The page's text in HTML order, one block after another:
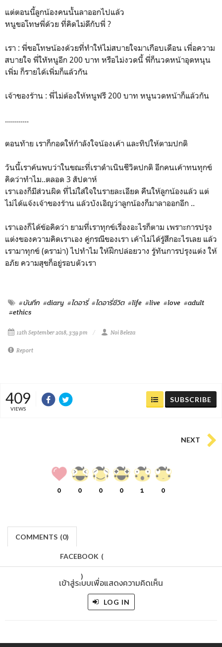
แต่ตอนนี้ลูกน้องคนนั้นลาออกไปแล้ว
หนูขอโทษพี่ด้วย ที่คิดไม่ดีกับพี่ ?
เรา : พี่ขอโทษน้องด้วยที่ทำให้ไม่สบายใจมาเกือบเดือน เพื่อความ
สบายใจ พี่ใหัหนูอีก 200 บาท หรือไม่งวดนี้ พี่ก็นวดหน้าอุดหนุน
เพิ่ม ก็รายได้เพิ่มก็แล้วกัน
เจ้าของร้าน : พี่ไม่ต้องให้หนูฟรี 200 บาท หนูนวดหน้าก็แล้วกัน
............
ตอนทัาย เราก็กอดให้กำลังใจน้องเค้า และทิปให้ตามปกติ
วันนี้เราค้นพบว่าในขณะที่เราดำเนินชีวิตปกติ อีกคนเค้าทนทุกข์
คิดว่าทำไม..ตลอด 3 สัปดาห์
เราเองก็มีส่วนผิด ที่ไม่ใส่ใจในรายละเอียด คืนให้ลูกน้องแล้ว แต่
ไม่ได้แจ้งเจ้าของร้าน แล้วบังเอิญว่าลูกน้องก็มาลาออกอีก ..
เราเองก็ได้ข้อคิดว่า ยามทึ่เราทุกข์เรื่องอะไรก็ตาม เพราะการปรุง
แต่งของความคิดเราเอง คู่กรณีของเรา เค้าไม่ได้รู้สึกอะไรเลย แล้ว
เรามาทุกข์ (ดราม่า) ไปทำไม ให้ฝึกปล่อยวาง รู้ทันการปรุงแต่ง ให้
อภัย ความสุขก็อยู่รอบตัวเรา
#บันทึก #diary #ไดอารี่ #ไดอารี่ชีวิต #life #live #love #adult
#ethics
12th September 2018, 3:59 pm Noi Beleza
Report
409
VIEWS
SUBSCRIBE
NEXT
0 0 0 0 1 0
COMMENTS (0)
FACEBOOK (
)
เข้าสู่ระบบเพื่อแสดงความคิดเห็น
LOG IN